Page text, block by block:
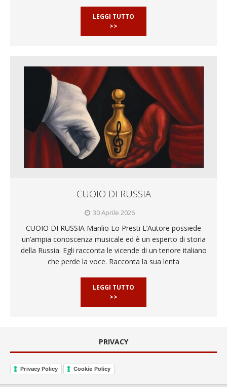
LEGGI TUTTO
>>
CUOIO DI RUSSIA
30 Aprile 2026
CUOIO DI RUSSIA Manlio Lo Presti L’Autore possiede
un’ampia conoscenza musicale ed è un esperto di storia
della Russia. Egli racconta le vicende di un tenore italiano
che perde la voce. Racconta la sua lenta
LEGGI TUTTO
>>
PRIVACY
Privacy Policy Cookie Policy